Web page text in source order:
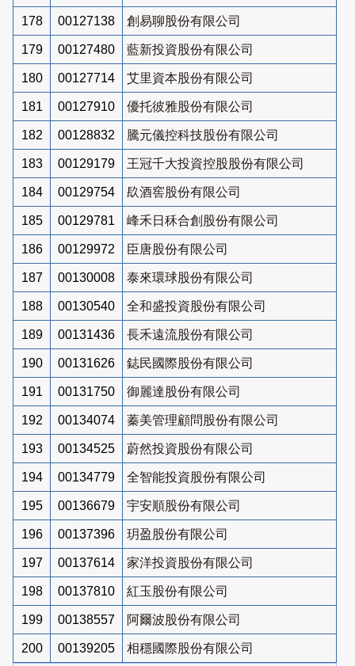
178 00127138 創易聊股份有限公司
179 00127480 藍新投資股份有限公司
180 00127714 艾里資本股份有限公司
181 00127910 優托彼雅股份有限公司
182 00128832 騰元儀控科技股份有限公司
183 00129179 王冠千大投資控股股份有限公司
184 00129754 镹酒窖股份有限公司
185 00129781 峰禾日秝合創股份有限公司
186 00129972 臣唐股份有限公司
187 00130008 泰來環球股份有限公司
188 00130540 全和盛投資股份有限公司
189 00131436 長禾遠流股份有限公司
190 00131626 鋕民國際股份有限公司
191 00131750 御麗達股份有限公司
192 00134074 蓁美管理顧問股份有限公司
193 00134525 蔚然投資股份有限公司
194 00134779 全智能投資股份有限公司
195 00136679 宇安順股份有限公司
196 00137396 玥盈股份有限公司
197 00137614 家洋投資股份有限公司
198 00137810 紅玉股份有限公司
199 00138557 阿爾波股份有限公司
200 00139205
相穩國際股份有限公司